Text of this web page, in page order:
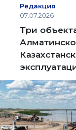
Редакция
07.07.2026
Три